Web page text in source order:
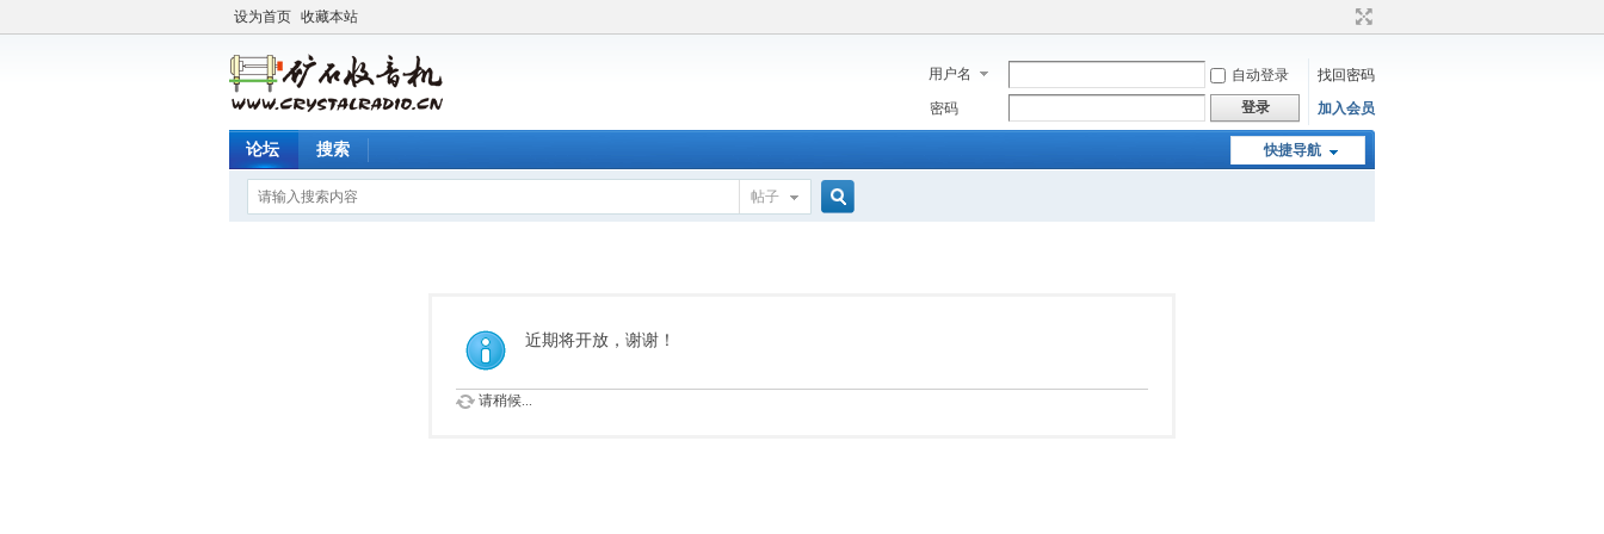
设为首页 收藏本站
用户名 自动登录
找回密码
密码
登录 加入会员
快捷导航
论坛 搜索
帖子
近期将开放，谢谢！
请稍候...